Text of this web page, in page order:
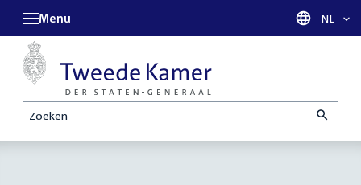
Zoeken
Menu Taal
NL